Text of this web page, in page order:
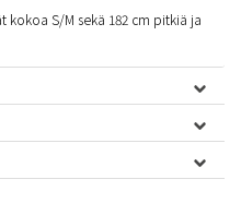
kokoa S/M sekä 182 cm pitkiä ja